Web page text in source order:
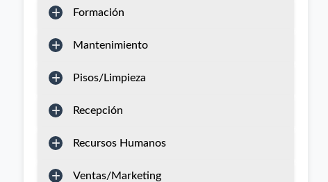
Formación
Mantenimiento
Pisos/Limpieza
Recepción
Recursos Humanos
Ventas/Marketing